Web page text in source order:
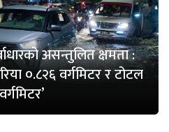
असन्तुलित क्षमता :
०.८२६ वर्गमिटर र टोटल